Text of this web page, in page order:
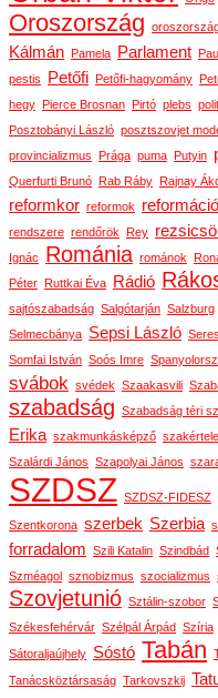
Oroszország
Kálmán
Pamela Parlament
pestis Petőfi Petőfi-hagyomány
hegy
Pierce Brosnan Pirtó plebs
Posztobányi László posztszovjet
provincializmus
Prága puma Putyin
Querfurti Brunó
Rab Ráby Rajnay
reformkor reformok reformáció
rendszere rendőrök Rey
Ignác
Románia románok
Péter
Ruttkai Éva Rádió
sajtószabadság Salgótarján Salzburg
Selmecbánya Sepsi László
Somfai István Soós Imre
svábok svédek Szaakasvili
szabadság Szabadság téri
Erika szakmunkásképző
Szalárdi János Szapolyai János
SZDSZ SZDSZ-FIDESZ
Szentkorona szerbek Szerbia
forradalom Szili Katalin Szindbád
Szméagol sznobizmus szocializmus
Szovjetunió Sztálin-szobor
Székesfehérvár Szélpál Árpád Szíria
Sátoraljaújhely Sóstó Tabán
Tanácsköztársaság Tarkovszkij